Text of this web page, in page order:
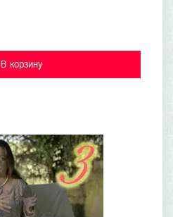
В корзину